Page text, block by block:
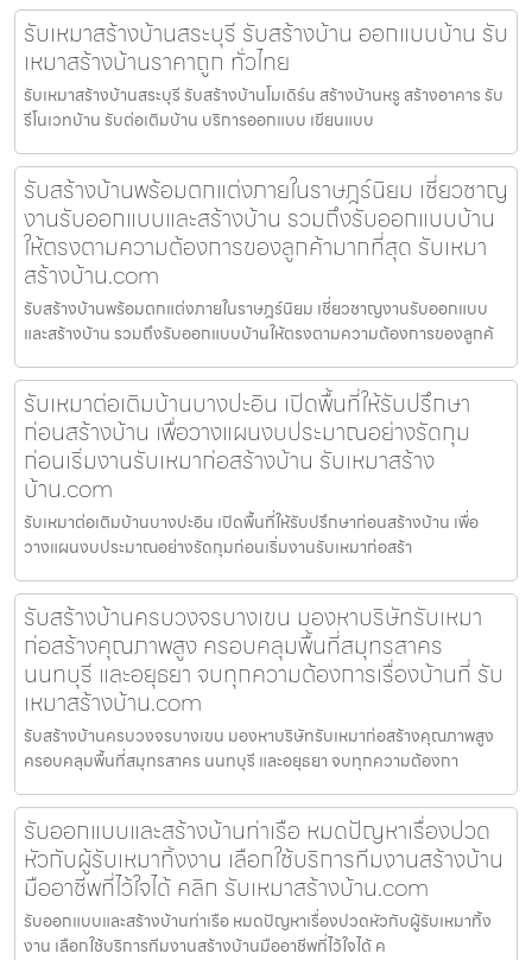
รับเหมาสร้างบ้านสระบุรี รับสร้างบ้าน ออกแบบบ้าน รับ
เหมาสร้างบ้านราคาถูก ทั่วไทย
รับเหมาสร้างบ้านสระบุรี รับสร้างบ้านโมเดิร์น สร้างบ้านหรู สร้างอาคาร รับ
รีโนเวทบ้าน รับต่อเติมบ้าน บริการออกแบบ เขียนแบบ
รับสร้างบ้านพร้อมตกแต่งภายในราษฎร์นิยม เชี่ยวชาญ
งานรับออกแบบและสร้างบ้าน รวมถึงรับออกแบบบ้าน
ให้ตรงตามความต้องการของลูกค้ามากที่สุด รับเหมา
สร้างบ้าน.com
รับสร้างบ้านพร้อมตกแต่งภายในราษฎร์นิยม เชี่ยวชาญงานรับออกแบบ
และสร้างบ้าน รวมถึงรับออกแบบบ้านให้ตรงตามความต้องการของลูกค้
รับเหมาต่อเติมบ้านบางปะอิน เปิดพื้นที่ให้รับปรึกษา
ก่อนสร้างบ้าน เพื่อวางแผนงบประมาณอย่างรัดกุม
ก่อนเริ่มงานรับเหมาก่อสร้างบ้าน รับเหมาสร้าง
บ้าน.com
รับเหมาต่อเติมบ้านบางปะอิน เปิดพื้นที่ให้รับปรึกษาก่อนสร้างบ้าน เพื่อ
วางแผนงบประมาณอย่างรัดกุมก่อนเริ่มงานรับเหมาก่อสร้า
รับสร้างบ้านครบวงจรบางเขน มองหาบริษัทรับเหมา
ก่อสร้างคุณภาพสูง ครอบคลุมพื้นที่สมุทรสาคร
นนทบุรี และอยุธยา จบทุกความต้องการเรื่องบ้านที่ รับ
เหมาสร้างบ้าน.com
รับสร้างบ้านครบวงจรบางเขน มองหาบริษัทรับเหมาก่อสร้างคุณภาพสูง
ครอบคลุมพื้นที่สมุทรสาคร นนทบุรี และอยุธยา จบทุกความต้องกา
รับออกแบบและสร้างบ้านท่าเรือ หมดปัญหาเรื่องปวด
หัวกับผู้รับเหมาทิ้งงาน เลือกใช้บริการทีมงานสร้างบ้าน
มืออาชีพที่ไว้ใจได้ คลิก รับเหมาสร้างบ้าน.com
รับออกแบบและสร้างบ้านท่าเรือ หมดปัญหาเรื่องปวดหัวกับผู้รับเหมาทิ้ง
งาน เลือกใช้บริการทีมงานสร้างบ้านมืออาชีพที่ไว้ใจได้ ค